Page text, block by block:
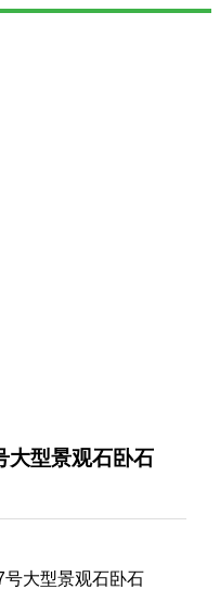
大型景观石卧石
大型景观石卧石